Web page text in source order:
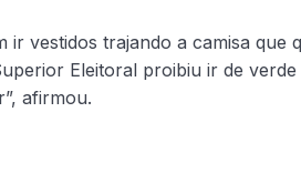
vestidos trajando a camisa que
Eleitoral proibiu ir de
afirmou.